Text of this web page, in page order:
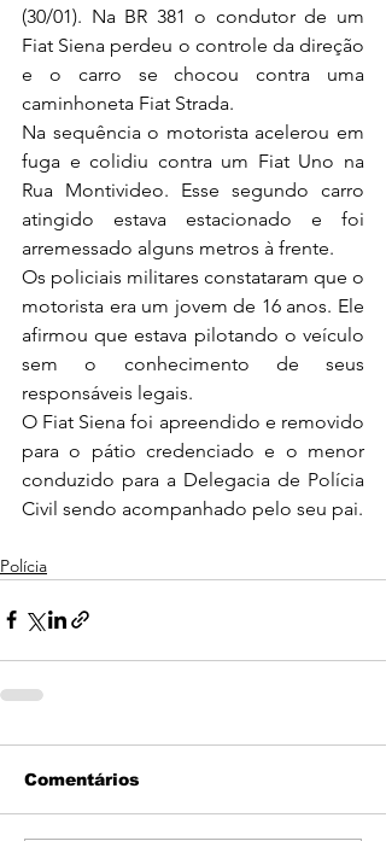
(30/01). Na BR 381 o condutor de um
Fiat Siena perdeu o controle da direção
e o carro se chocou contra uma
caminhoneta Fiat Strada.
Na sequência o motorista acelerou em
fuga e colidiu contra um Fiat Uno na
Rua Montivideo. Esse segundo carro
atingido estava estacionado e foi
arremessado alguns metros à frente.
Os policiais militares constataram que o
motorista era um jovem de 16 anos. Ele
afirmou que estava pilotando o veículo
sem o conhecimento de seus
responsáveis legais.
O Fiat Siena foi apreendido e removido
para o pátio credenciado e o menor
conduzido para a Delegacia de Polícia
Civil sendo acompanhado pelo seu pai.
Polícia
Comentários